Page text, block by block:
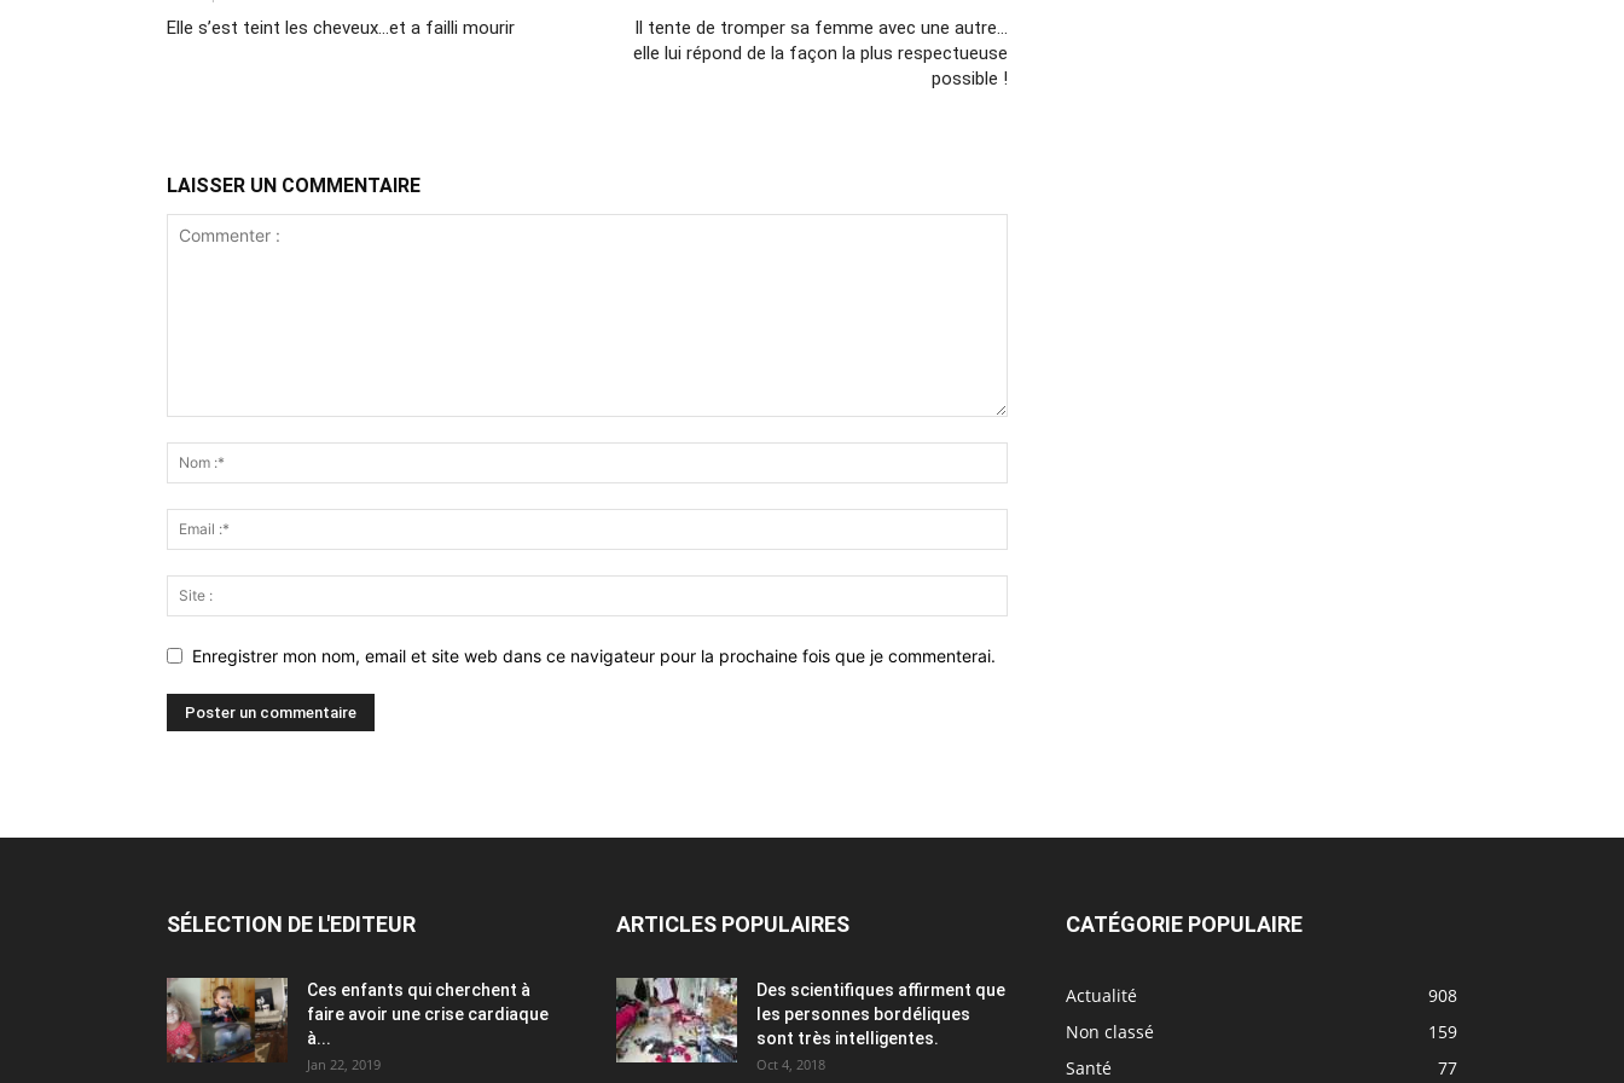
Elle s’est teint les cheveux…et a failli mourir
Il tente de tromper sa femme avec une autre…
elle lui répond de la façon la plus respectueuse
possible !
LAISSER UN COMMENTAIRE
Enregistrer mon nom, email et site web dans ce navigateur pour la prochaine fois que je commenterai.
SÉLECTION DE L'EDITEUR
Ces enfants qui cherchent à
faire avoir une crise cardiaque
à...
Jan 22, 2019
ARTICLES POPULAIRES
Des scientifiques affirment que
les personnes bordéliques
sont très intelligentes.
Oct 4, 2018
CATÉGORIE POPULAIRE
Actualité
908
Non classé
159
Santé
77